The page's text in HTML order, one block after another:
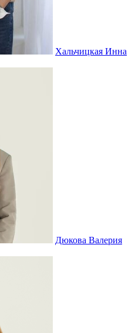
Хальчицкая Инна
Дюкова Валерия